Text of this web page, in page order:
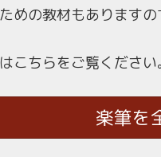
めの教材もあります
こちらをご覧ください。
楽筆を